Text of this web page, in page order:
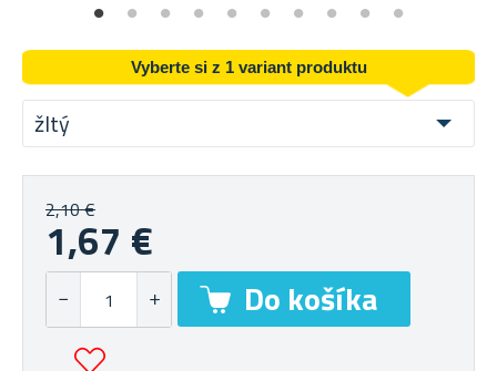
Vyberte si z 1 variant produktu
žltý
2,10 €
1,67 €